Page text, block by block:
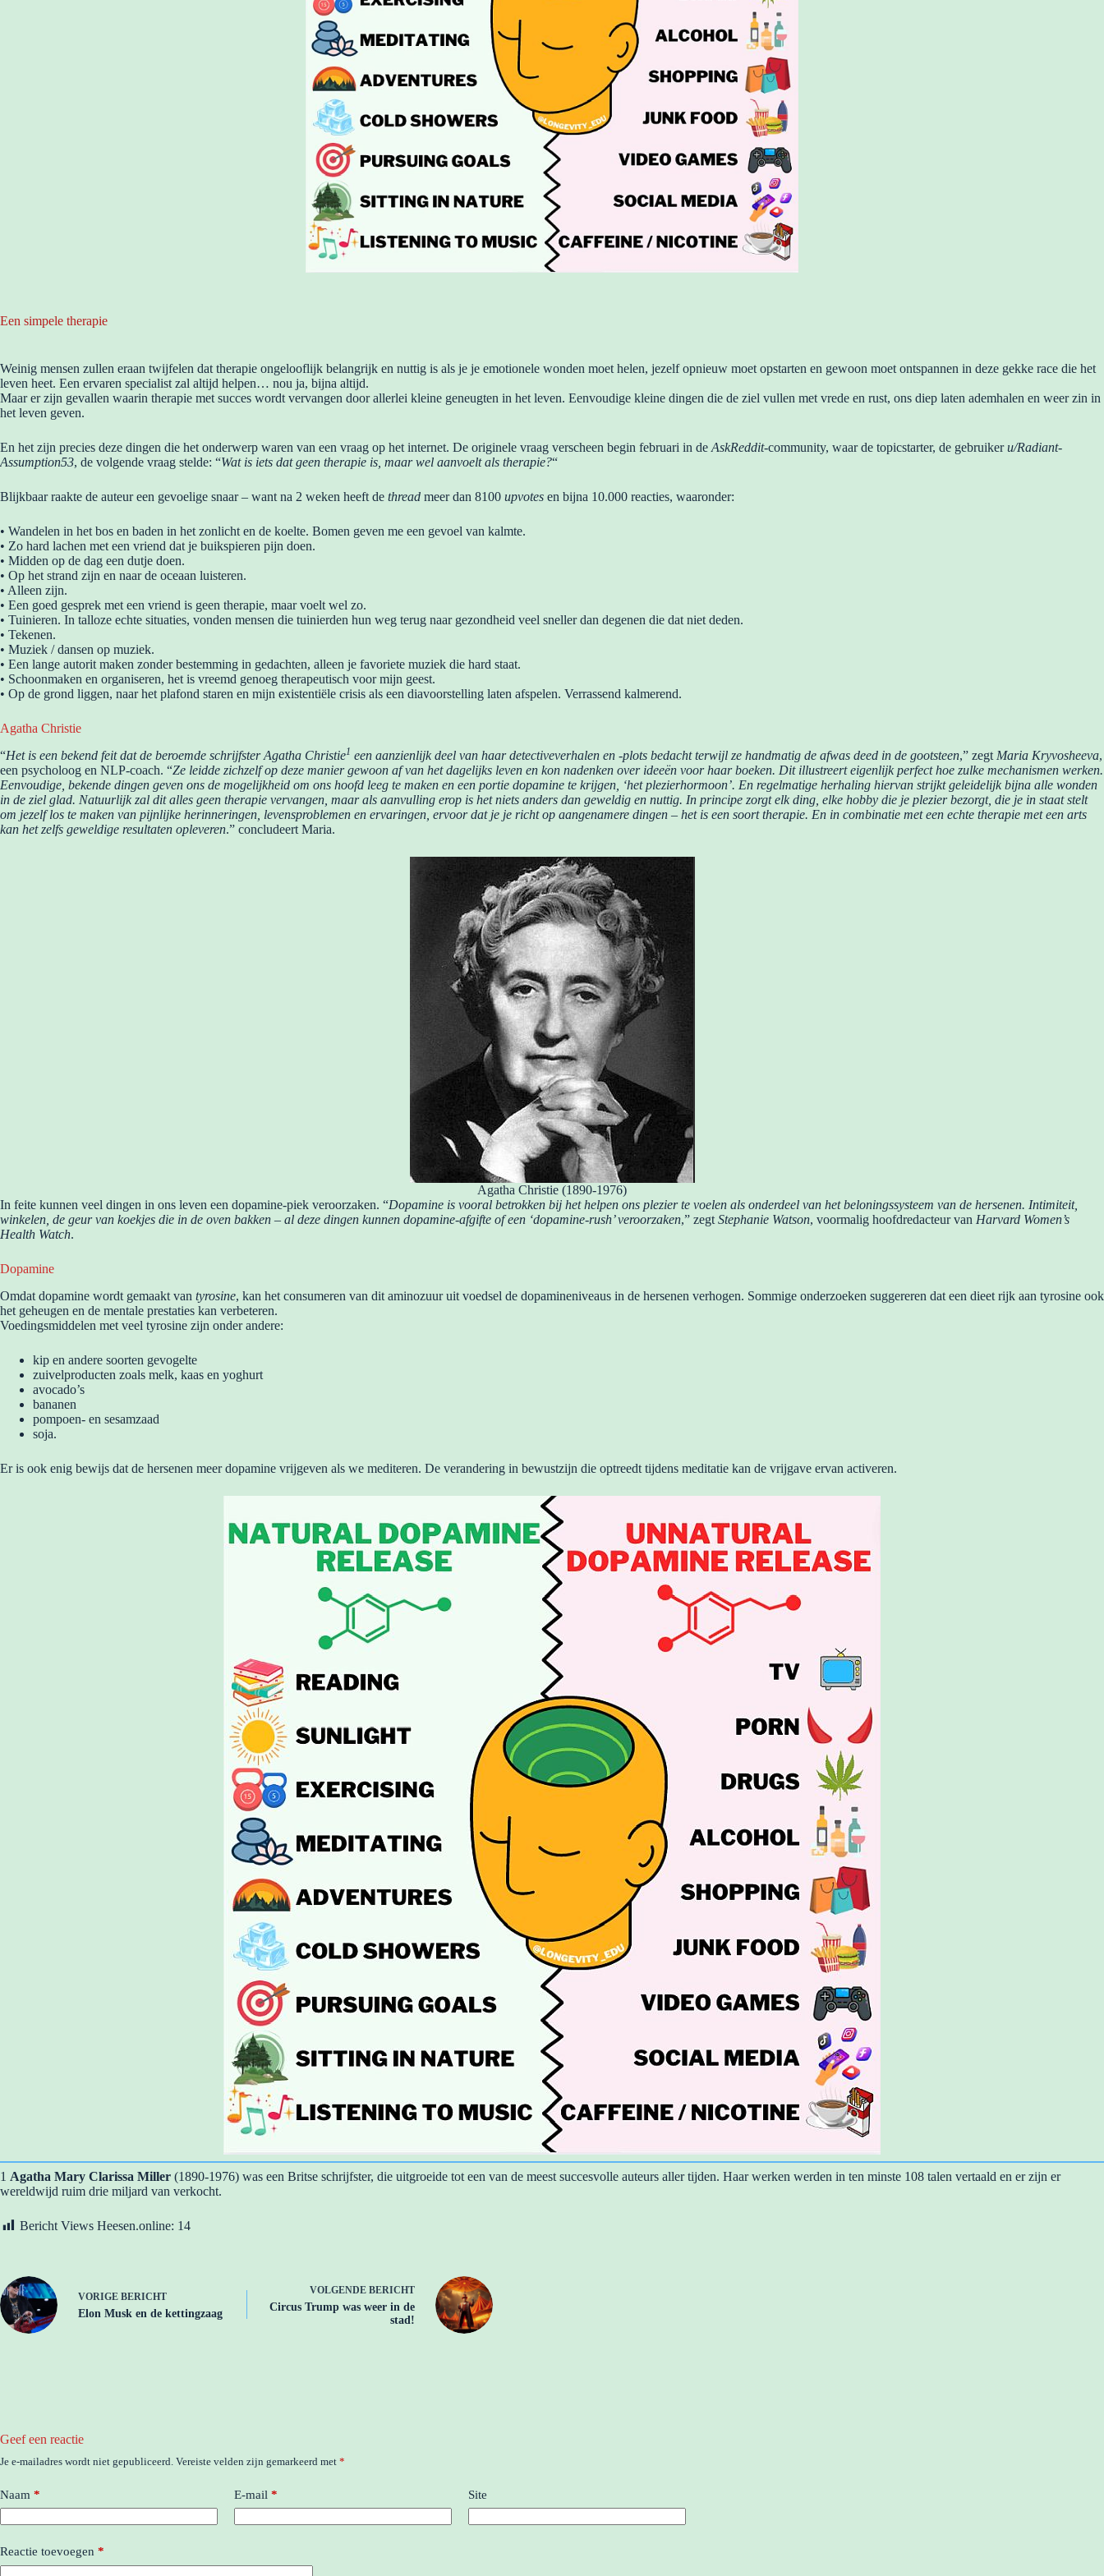
Een simpele therapie
Weinig mensen zullen eraan twijfelen dat therapie ongelooflijk belangrijk en nuttig is als je je emotionele wonden moet helen, jezelf opnieuw moet opstarten en gewoon moet ontspannen in deze gekke race die het
leven heet. Een ervaren specialist zal altijd helpen… nou ja, bijna altijd.
Maar er zijn gevallen waarin therapie met succes wordt vervangen door allerlei kleine geneugten in het leven. Eenvoudige kleine dingen die de ziel vullen met vrede en rust, ons diep laten ademhalen en weer zin in
het leven geven.
En het zijn precies deze dingen die het onderwerp waren van een vraag op het internet. De originele vraag verscheen begin februari in de AskReddit-community, waar de topicstarter, de gebruikeru/Radiant-
Assumption53, de volgende vraag stelde: “Wat is iets dat geen therapie is, maar wel aanvoelt als therapie?“
Blijkbaar raakte de auteur een gevoelige snaar – want na 2 weken heeft de thread meer dan 8100 upvotes en bijna 10.000 reacties, waaronder:
• Wandelen in het bos en baden in het zonlicht en de koelte. Bomen geven me een gevoel van kalmte.
• Zo hard lachen met een vriend dat je buikspieren pijn doen.
• Midden op de dag een dutje doen.
• Op het strand zijn en naar de oceaan luisteren.
• Alleen zijn.
• Een goed gesprek met een vriend is geen therapie, maar voelt wel zo.
• Tuinieren. In talloze echte situaties, vonden mensen die tuinierden hun weg terug naar gezondheid veel sneller dan degenen die dat niet deden.
• Tekenen.
• Muziek / dansen op muziek.
• Een lange autorit maken zonder bestemming in gedachten, alleen je favoriete muziek die hard staat.
• Schoonmaken en organiseren, het is vreemd genoeg therapeutisch voor mijn geest.
• Op de grond liggen, naar het plafond staren en mijn existentiële crisis als een diavoorstelling laten afspelen. Verrassend kalmerend.
Agatha Christie
“Het is een bekend feit dat de beroemde schrijfster Agatha Christie1 een aanzienlijk deel van haar detectiveverhalen en -plots bedacht terwijl ze handmatig de afwas deed in de gootsteen,” zegt Maria Kryvosheeva,
een psycholoog en NLP-coach. “Ze leidde zichzelf op deze manier gewoon af van het dagelijks leven en kon nadenken over ideeën voor haar boeken. Dit illustreert eigenlijk perfect hoe zulke mechanismen werken.
Eenvoudige, bekende dingen geven ons de mogelijkheid om ons hoofd leeg te maken en een portie dopamine te krijgen, ‘het plezierhormoon’. En regelmatige herhaling hiervan strijkt geleidelijk bijna alle wonden
in de ziel glad. Natuurlijk zal dit alles geen therapie vervangen, maar als aanvulling erop is het niets anders dan geweldig en nuttig. In principe zorgt elk ding, elke hobby die je plezier bezorgt, die je in staat stelt
om jezelf los te maken van pijnlijke herinneringen, levensproblemen en ervaringen, ervoor dat je je richt op aangenamere dingen – het is een soort therapie. En in combinatie met een echte therapie met een arts
kan het zelfs geweldige resultaten opleveren.” concludeert Maria.
Agatha Christie (1890-1976)
In feite kunnen veel dingen in ons leven een dopamine-piek veroorzaken. “Dopamine is vooral betrokken bij het helpen ons plezier te voelen als onderdeel van het beloningssysteem van de hersenen. Intimiteit,
winkelen, de geur van koekjes die in de oven bakken – al deze dingen kunnen dopamine-afgifte of een ‘dopamine-rush’ veroorzaken,” zegt Stephanie Watson, voormalig hoofdredacteur van Harvard Women’s
Health Watch.
Dopamine
Omdat dopamine wordt gemaakt van tyrosine, kan het consumeren van dit aminozuur uit voedsel de dopamineniveaus in de hersenen verhogen. Sommige onderzoeken suggereren dat een dieet rijk aan tyrosine ook
het geheugen en de mentale prestaties kan verbeteren.
Voedingsmiddelen met veel tyrosine zijn onder andere:
kip en andere soorten gevogelte
zuivelproducten zoals melk, kaas en yoghurt
avocado’s
bananen
pompoen- en sesamzaad
soja.
Er is ook enig bewijs dat de hersenen meer dopamine vrijgeven als we mediteren. De verandering in bewustzijn die optreedt tijdens meditatie kan de vrijgave ervan activeren.
1 Agatha Mary Clarissa Miller (1890-1976) was een Britse schrijfster, die uitgroeide tot een van de meest succesvolle auteurs aller tijden. Haar werken werden in ten minste 108 talen vertaald en er zijn er
wereldwijd ruim drie miljard van verkocht.
Bericht Views Heesen.online: 14
VORIGE BERICHT
Elon Musk en de kettingzaag
VOLGENDE BERICHT
Circus Trump was weer in de
stad!
Geef een reactie
Je e-mailadres wordt niet gepubliceerd. Vereiste velden zijn gemarkeerd met *
Naam * E-mail * Site
Reactie toevoegen *